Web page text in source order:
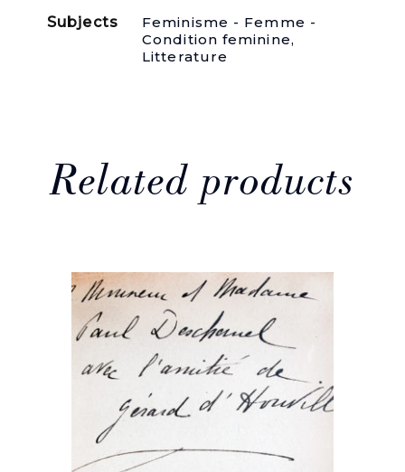
Subjects
Feminisme - Femme -
Condition feminine,
Litterature
Related products